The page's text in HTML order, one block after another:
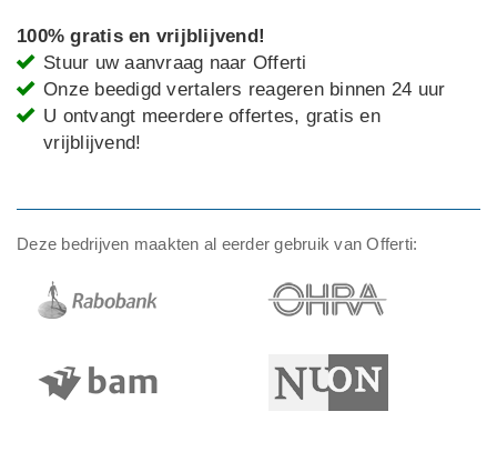
100% gratis en vrijblijvend!
Stuur uw aanvraag naar Offerti
Onze beedigd vertalers reageren binnen 24 uur
U ontvangt meerdere offertes, gratis en
vrijblijvend!
Deze bedrijven maakten al eerder gebruik van Offerti: